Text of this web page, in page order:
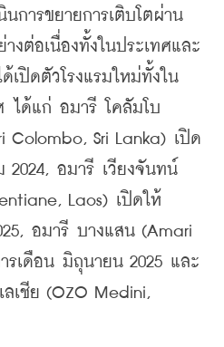
การขยายการเติบโตผ่าน
งต่อเนื่องทั้งในประเทศและ
เปิดตัวโรงแรมใหม่ทั้งใน
ได้แก่ อมารี โคลัมโบ
Colombo, Sri Lanka) เปิด
2024, อมารี เวียงจันทน์
Laos) เปิดให้
อมารี บางแสน (Amari
รเดือน มิถุนายน 2025 และ
ลเชีย (OZO Medini,